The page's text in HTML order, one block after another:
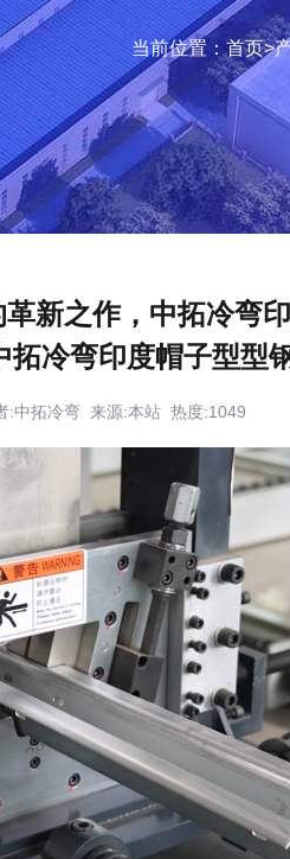
当前位置：首页>
新之作，中拓冷弯
冷弯印度帽子型型
:中拓冷弯 来源:本站 热度:1049